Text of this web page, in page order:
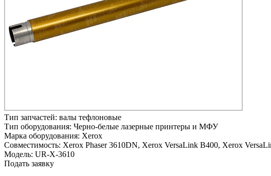
Тип запчастей: валы тефлоновые
Тип оборудования: Черно-белые лазерные принтеры и МФУ
Марка оборудования: Xerox
Совместимость: Xerox Phaser 3610DN, Xerox VersaLink B400, Xerox
Модель: UR-X-3610
Подать заявку